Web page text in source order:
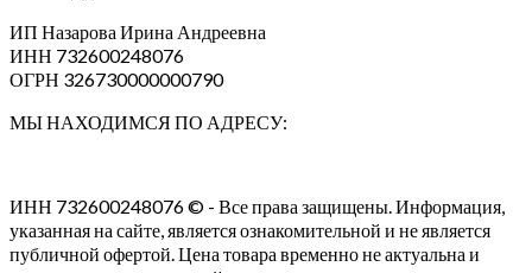
ИП Назарова Ирина Андреевна⁠
ИНН 732600248076
ОГРН 326730000000790
МЫ НАХОДИМСЯ ПО АДРЕСУ:
ИНН 732600248076 © - Все права защищены. Информация,
указанная на сайте, является ознакомительной и не является
публичной офертой. Цена товара временно не актуальна и